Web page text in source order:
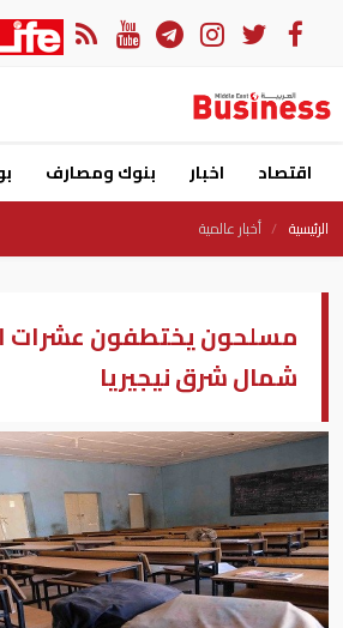
اقتصاد اخبار بنوك ومصارف
الرئيسية أخبار عالمية
مسلحون يختطفون عشرات
شمال شرق نيجيريا